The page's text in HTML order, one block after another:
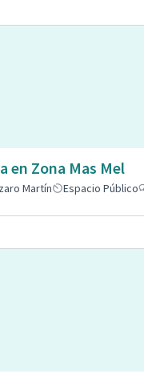
en Zona Mas Mel
Martín
Espacio Público